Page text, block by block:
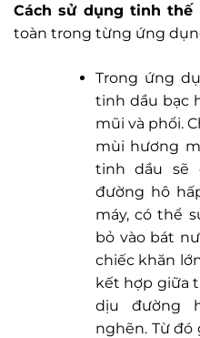
Cách sử dụng tinh thế
toàn trong từng ứng
Trong ứng
tinh dầu bạc
mũi và phổi.
mùi hương
tinh dầu sẽ
đường hô
máy, có thể
bỏ vào bát
chiếc khăn
kết hợp giữa
dịu đường
nghẽn. Từ đó